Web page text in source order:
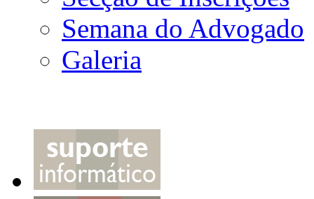
Semana do Advogado
Galeria